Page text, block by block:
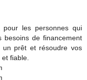
pour les personnes qui
besoins de financement
un prêt et résoudre vos
fiable.